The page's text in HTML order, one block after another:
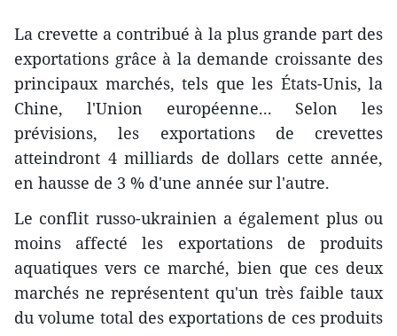
La crevette a contribué à la plus grande part des
exportations grâce à la demande croissante des
principaux marchés, tels que les États-Unis, la
Chine, l'Union européenne... Selon les
prévisions, les exportations de crevettes
atteindront 4 milliards de dollars cette année,
en hausse de 3 % d'une année sur l'autre.
Le conflit russo-ukrainien a également plus ou
moins affecté les exportations de produits
aquatiques vers ce marché, bien que ces deux
marchés ne représentent qu'un très faible taux
du volume total des exportations de ces produits